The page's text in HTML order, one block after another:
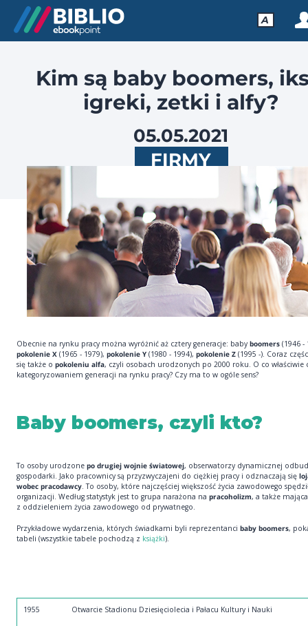
A
Kim są baby boomers,
igreki, zetki i alfy?
05.05.2021
FIRMY
Obecnie na rynku pracy można wyróżnić aż cztery generacje: baby boomers (1946 -
pokolenie X (1965 - 1979), pokolenie Y (1980 - 1994), pokolenie Z (1995 -). Coraz
się także o pokoleniu alfa, czyli osobach urodzonych po 2000 roku. O co właściwie
kategoryzowaniem generacji na rynku pracy? Czy ma to w ogóle sens?
Baby boomers, czyli kto?
To osoby urodzone po drugiej wojnie światowej, obserwatorzy dynamicznej
gospodarki. Jako pracownicy są przyzwyczajeni do ciężkiej pracy i odznaczają się
wobec pracodawcy . To osoby, które najczęściej większość życia zawodowego
organizacji. Według statystyk jest to grupa narażona na pracoholizm, a także
z oddzieleniem życia zawodowego od prywatnego.
Przykładowe wydarzenia, których świadkami byli reprezentanci baby boomers,
tabeli (wszystkie tabele pochodzą z książki).
1955 Otwarcie Stadionu Dziesięciolecia i Pałacu Kultury i Nauki